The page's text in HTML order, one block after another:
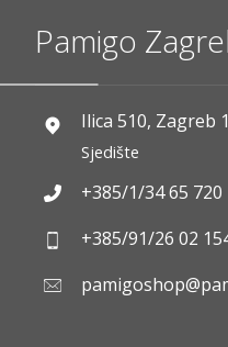
Pamigo
Ilica 510, Zagreb
Sjedište
+385/1/34 65 720
+385/91/26 02